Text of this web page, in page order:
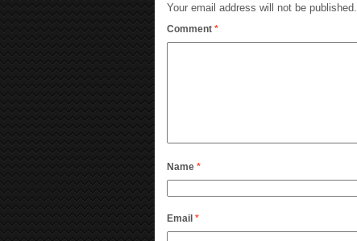
Your email address will not be published.
Comment *
Name *
Email *